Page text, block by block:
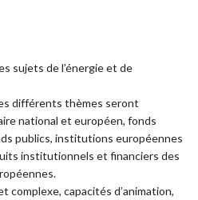
sujets de l’énergie et de
différents thèmes seront
national et européen, fonds
publics, institutions européennes
institutionnels et financiers des
complexe, capacités d’animation,